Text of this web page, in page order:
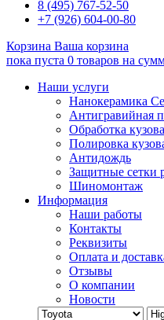
8 (495) 767-52-50
+7 (926) 604-00-80
Корзина Ваша корзина
пока пуста 0 товаров на
Наши услуги
Нанокерамика
Антигравийная
Обработка
Полировка
Антидождь
Защитные сетки
Шиномонтаж
Информация
Наши работы
Контакты
Реквизиты
Оплата и
Отзывы
О компании
Новости